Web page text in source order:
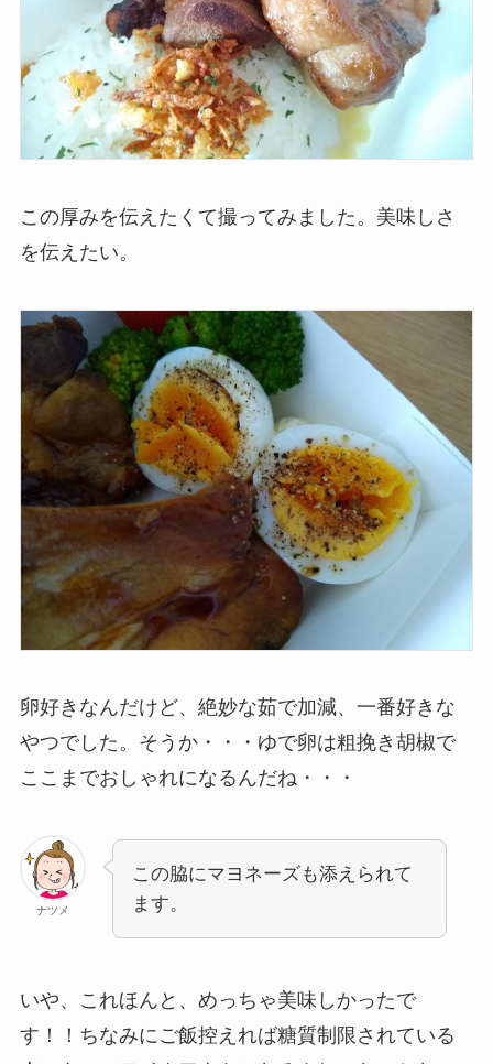
この厚みを伝えたくて撮ってみました。美味しさ
を伝えたい。
卵好きなんだけど、絶妙な茹で加減、一番好きな
やつでした。そうか・・・ゆで卵は粗挽き胡椒で
ここまでおしゃれになるんだね・・・
ナツメ
この脇にマヨネーズも添えられて
ます。
いや、これほんと、めっちゃ美味しかったで
す！！ちなみにご飯控えれば糖質制限されている